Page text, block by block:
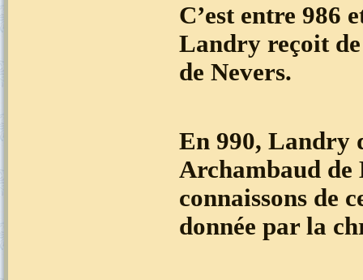
C’est entre 986
Landry reçoit
de Nevers.
En 990, Landry
Archambaud
connaissons de
donnée par la